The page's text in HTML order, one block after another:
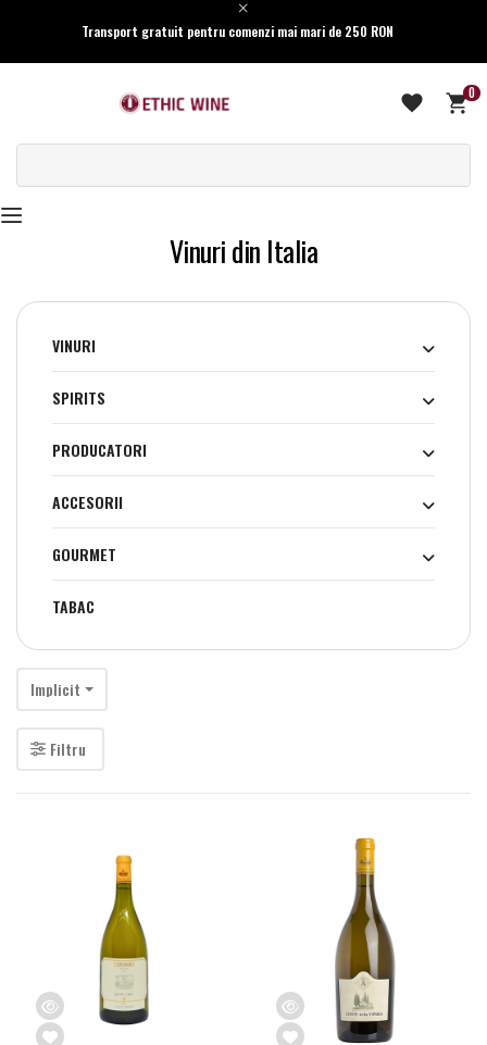
Transport gratuit pentru comenzi mai mari de 250 RON
0
Vinuri din Italia
VINURI
SPIRITS
PRODUCATORI
ACCESORII
GOURMET
TABAC
Implicit
Filtru